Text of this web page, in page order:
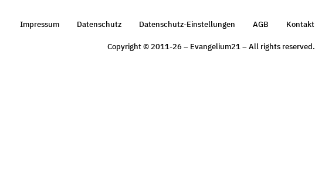
Impressum Datenschutz Datenschutz-Einstellungen AGB Kontakt
Copyright © 2011-26 – Evangelium21 – All rights reserved.